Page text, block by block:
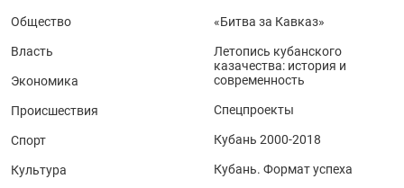
Общество
Власть
Экономика
Происшествия
Спорт
Культура
«Битва за Кавказ»
Летопись кубанского
казачества: история и
современность
Спецпроекты
Кубань 2000-2018
Кубань. Формат успеха